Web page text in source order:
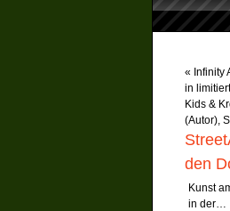
« Infinity
in
Kids &
(Autor),
den
Kunst
in der…